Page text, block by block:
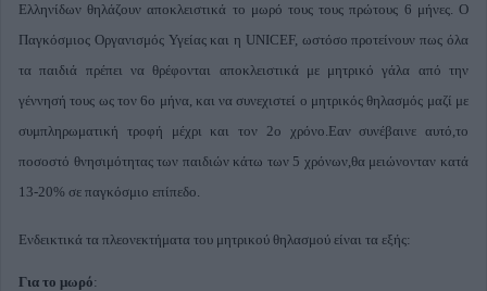
Ελληνίδων θηλάζουν αποκλειστικά το μωρό τους τους πρώτους 6 μήνες. Ο
Παγκόσμιος Οργανισμός Υγείας και η UNICEF, ωστόσο προτείνουν πως όλα
τα παιδιά πρέπει να θρέφονται αποκλειστικά με μητρικό γάλα από την
γέννησή τους ως τον 6ο μήνα, και να συνεχιστεί ο μητρικός θηλασμός μαζί με
συμπληρωματική τροφή μέχρι και τον 2ο χρόνο.Εαν συνέβαινε αυτό,το
ποσοστό θνησιμότητας των παιδιών κάτω των 5 χρόνων,θα μειώνονταν κατά
13-20% σε παγκόσμιο επίπεδο.
Ενδεικτικά τα πλεονεκτήματα του μητρικού θηλασμού είναι τα εξής:
Για το μωρό: